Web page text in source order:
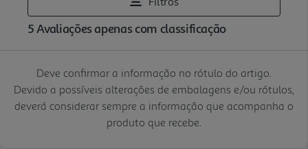
Deve confirmar a informação no rótulo do artigo.
Devido a possíveis alterações de embalagens e/ou rótulos,
deverá considerar sempre a informação que acompanha o
produto que recebe.